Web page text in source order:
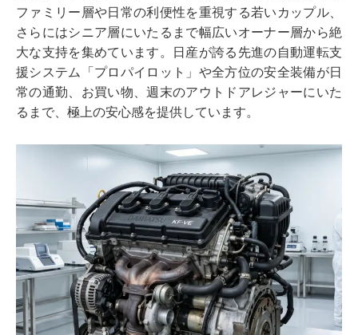
ファミリー層や日常の利便性を重視する若いカップル、
さらにはシニア層にいたるまで幅広いオーナー層から絶
大な支持を集めています。日産が誇る先進の自動運転支
援システム「プロパイロット」や全方位の安全装備が日
常の通勤、お買い物、週末のアウトドアレジャーにいた
るまで、極上の安心感を提供しています。